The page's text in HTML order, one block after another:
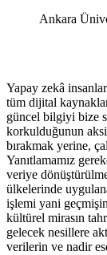
Ankara
Yapay zekâ
tüm dijital
güncel bilgiyi bize
korkulduğunun
bırakmak yerine,
Yanıtlamamız
veriye
ülkelerinde
işlemi yani
kültürel mirasın
gelecek nesillere
verilerin ve nadir